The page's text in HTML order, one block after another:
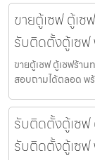
ขายตู้เซฟ ตู้เ
รับติดตั้งตู้เซ
ขายตู้เซฟ ตู้เซฟร้า
สอบถามได้ตลอด พ
รับติดตั้งตู้เซฟ
รับติดตั้งตู้เซ